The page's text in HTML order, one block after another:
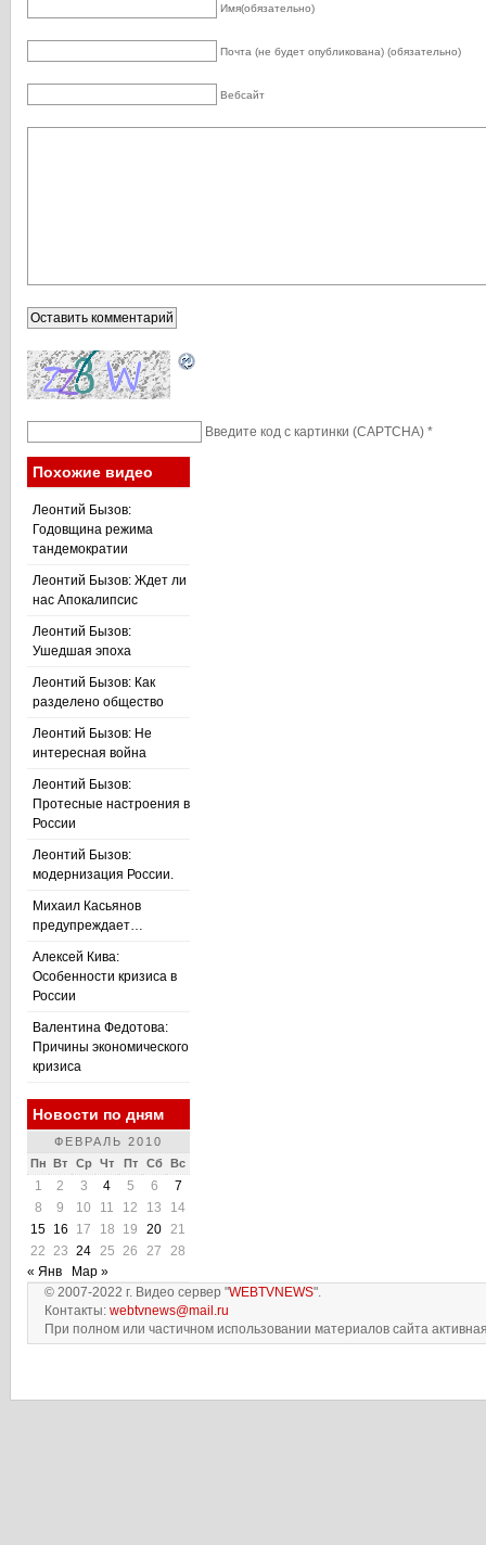
Имя(обязательно)
Почта (не будет опубликована) (обязательно)
Вебсайт
Введите код с картинки (CAPTCHA) *
Похожие видео
Леонтий Бызов:
Годовщина режима
тандемократии
Леонтий Бызов: Ждет ли
нас Апокалипсис
Леонтий Бызов:
Ушедшая эпоха
Леонтий Бызов: Как
разделено общество
Леонтий Бызов: Не
интересная война
Леонтий Бызов:
Протесные настроения в
России
Леонтий Бызов:
модернизация России.
Михаил Касьянов
предупреждает…
Алексей Кива:
Особенности кризиса в
России
Валентина Федотова:
Причины экономического
кризиса
Новости по дням
ФЕВРАЛЬ 2010
Пн Вт Ср Чт Пт Сб Вс
1 2 3 4 5 6
7
8
9 10 11 12 13
14
15 16 17 18 19 20 21
22 23 24 25 26 27
28
« Янв
Мар »
© 2007-2022 г. Видео сервер "WEBTVNEWS".
Контакты: webtvnews@mail.ru
При полном или частичном использовании материалов сайта